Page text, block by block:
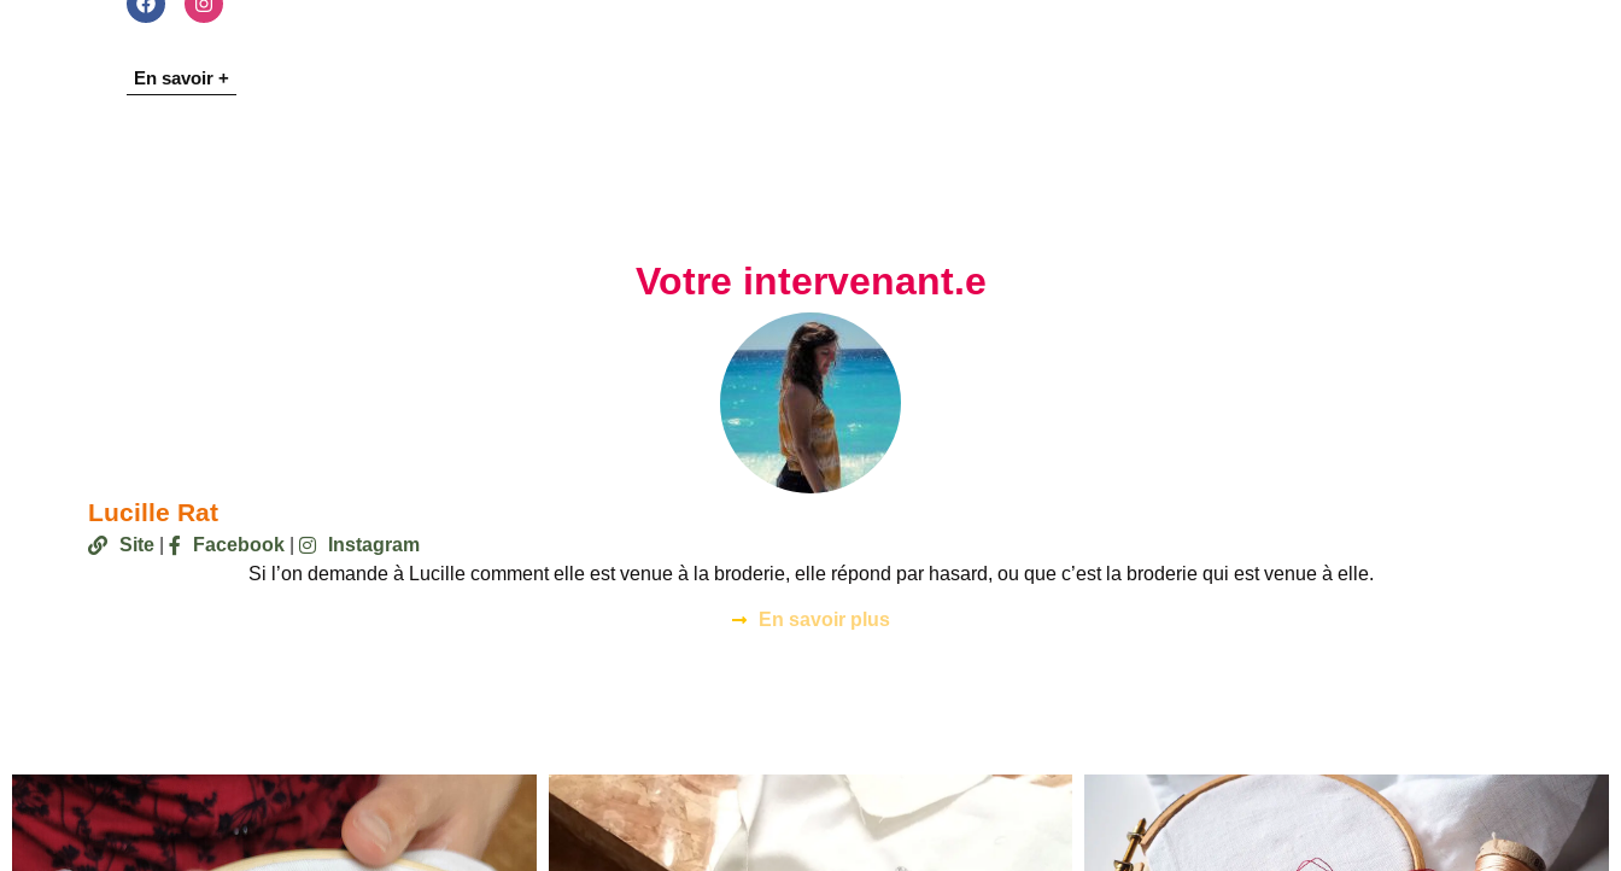
En savoir +
Votre intervenant.e
Lucille Rat
Site Facebook
Instagram
Si l’on demande à Lucille comment elle est venue à la broderie, elle répond par hasard, ou que c’est la broderie qui est venue à elle.
En savoir plus